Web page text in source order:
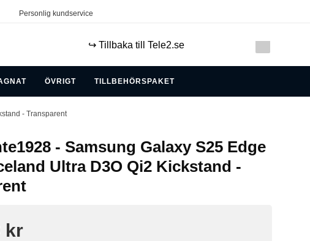
Personlig kundservice
↪️ Tillbaka till Tele2.se
ÖVRIGT TILLBEHÖRSPAKET
- Transparent
- Samsung Galaxy S25 Edge
Ultra D3O Qi2 Kickstand -
kr